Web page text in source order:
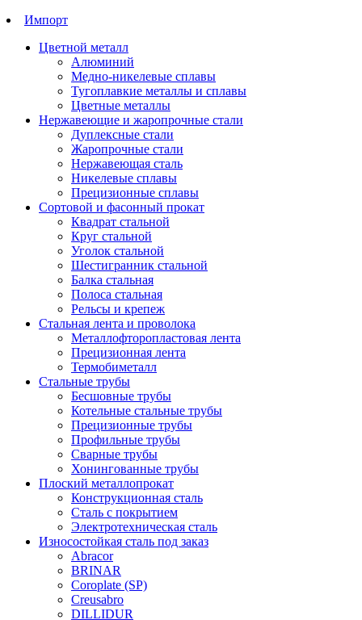
Импорт
Цветной металл
Алюминий
Медно-никелевые сплавы
Тугоплавкие металлы и сплавы
Цветные металлы
Нержавеющие и жаропрочные стали
Дуплексные стали
Жаропрочные стали
Нержавеющая сталь
Никелевые сплавы
Прецизионные сплавы
Сортовой и фасонный прокат
Квадрат стальной
Круг стальной
Уголок стальной
Шестигранник стальной
Балка стальная
Полоса стальная
Рельсы и крепеж
Стальная лента и проволока
Металлофторопластовая лента
Прецизионная лента
Термобиметалл
Стальные трубы
Бесшовные трубы
Котельные стальные трубы
Прецизионные трубы
Профильные трубы
Сварные трубы
Хонингованные трубы
Плоский металлопрокат
Конструкционная сталь
Сталь с покрытием
Электротехническая сталь
Износостойкая сталь под заказ
Abracor
BRINAR
Coroplate (SP)
Creusabro
DILLIDUR